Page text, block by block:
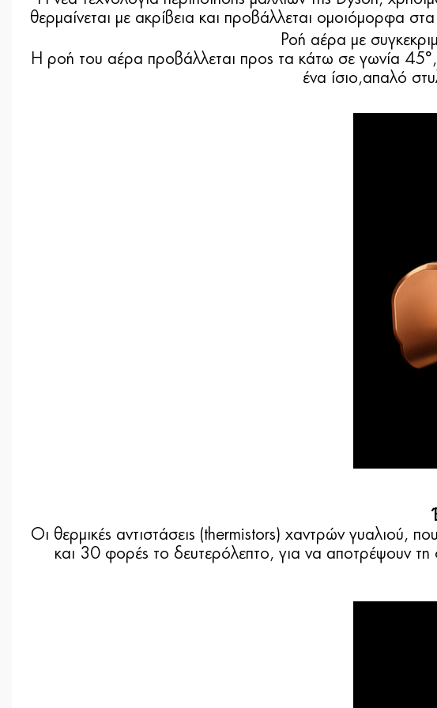
θερμαίνεται με ακρίβεια και προβάλλεται ομοιόμορφα
Ροή αέρα με
Η ροή του αέρα προβάλλεται προς τα κάτω σε γωνία 45°,
ένα ίσιο,απαλό
Οι θερμικές αντιστάσεις (thermistors) χαντρών γυαλιού,
και 30 φορές το δευτερόλεπτο, για να αποτρέψουν